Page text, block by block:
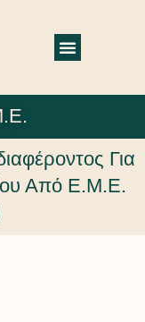
Για
Από Ε.Μ.Ε.